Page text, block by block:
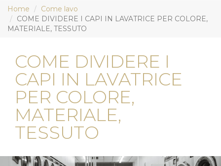
Salta
contenuto
Home
Come lavo
COME DIVIDERE I CAPI IN LAVATRICE PER COLORE,
MATERIALE, TESSUTO
COME DIVIDERE I
CAPI IN LAVATRICE
PER COLORE,
MATERIALE,
TESSUTO